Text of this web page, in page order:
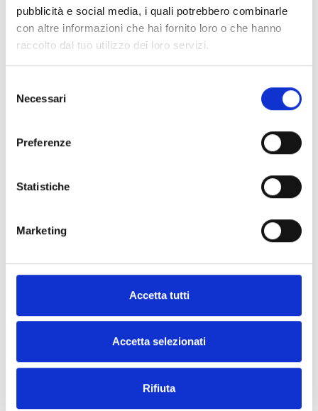
pubblicità e social media, i quali potrebbero combinarle
con altre informazioni che hai fornito loro o che hanno
raccolto dal tuo utilizzo dei loro servizi.
delNecessari
Preferenze
Statistiche
Marketing
Accetta tutti
Accetta selezionati
Rifiuta
BPS12060S
IPS12060S in Metallgehäuse